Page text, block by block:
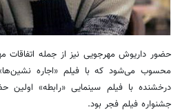
حضور داریوش مهرجویی نیز از جمله اتفاقات
محسوب می‌شود که با فیلم «اجاره
درخشنده با فیلم سینمایی «رابطه»
جشنواره فیلم فجر بود.